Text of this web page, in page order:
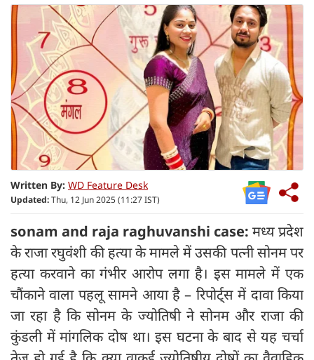
Written By: WD Feature Desk
Updated:Thu, 12 Jun 2025 (11:27 IST)
sonam and raja raghuvanshi case: मध्य प्रदेश
के राजा रघुवंशी की हत्या के मामले में उसकी पत्नी सोनम पर
हत्या करवाने का गंभीर आरोप लगा है। इस मामले में एक
चौंकाने वाला पहलू सामने आया है – रिपोर्ट्स में दावा किया
जा रहा है कि सोनम के ज्योतिषी ने सोनम और राजा की
कुंडली में मांगलिक दोष था। इस घटना के बाद से यह चर्चा